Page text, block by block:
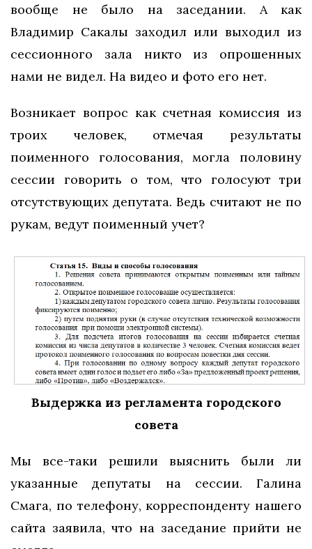
вообще не было на заседании. А как
Владимир Сакалы заходил или выходил из
сессионного зала никто из опрошенных
нами не видел. На видео и фото его нет.
Возникает вопрос как счетная комиссия из
троих человек, отмечая результаты
поименного голосования, могла половину
сессии говорить о том, что голосуют три
отсутствующих депутата. Ведь считают не по
рукам, ведут поименный учет?
Выдержка из регламента городского
совета
Мы все-таки решили выяснить были ли
указанные депутаты на сессии. Галина
Смага, по телефону, корреспонденту нашего
сайта заявила, что на заседание прийти не